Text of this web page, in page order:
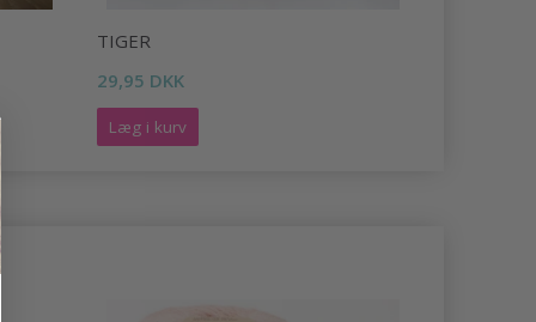
TIGER
29,95 DKK
Læg i kurv